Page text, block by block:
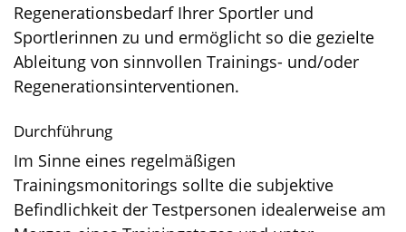
Regenerationsbedarf Ihrer Sportler und
Sportlerinnen zu und ermöglicht so die gezielte
Ableitung von sinnvollen Trainings- und/oder
Regenerationsinterventionen.
Durchführung
Im Sinne eines regelmäßigen
Trainingsmonitorings sollte die subjektive
Befindlichkeit der Testpersonen idealerweise am